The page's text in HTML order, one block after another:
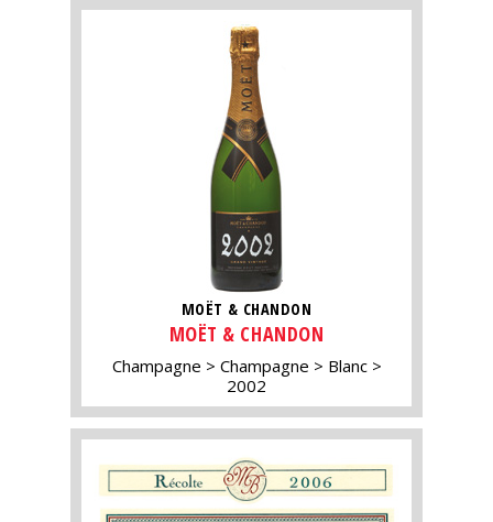
MOËT & CHANDON
MOËT & CHANDON
Champagne Champagne
Blanc
2002